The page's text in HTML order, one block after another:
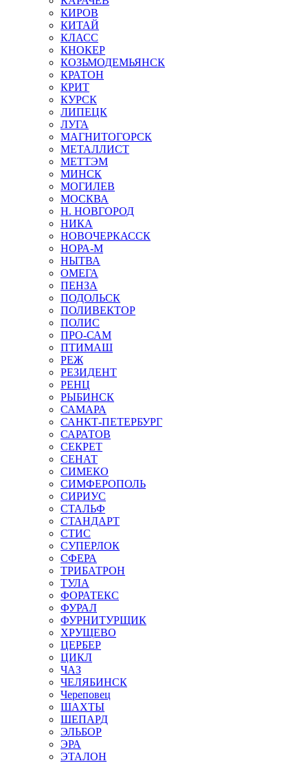
КИРОВ
КИТАЙ
КЛАСС
КНОКЕР
КОЗЬМОДЕМЬЯНСК
КРАТОН
КРИТ
КУРСК
ЛИПЕЦК
ЛУГА
МАГНИТОГОРСК
МЕТАЛЛИСТ
МЕТТЭМ
МИНСК
МОГИЛЕВ
МОСКВА
Н. НОВГОРОД
НИКА
НОВОЧЕРКАССК
НОРА-М
НЫТВА
ОМЕГА
ПЕНЗА
ПОДОЛЬСК
ПОЛИВЕКТОР
ПОЛИС
ПРО-САМ
ПТИМАШ
РЕЖ
РЕЗИДЕНТ
РЕНЦ
РЫБИНСК
САМАРА
САНКТ-ПЕТЕРБУРГ
САРАТОВ
СЕКРЕТ
СЕНАТ
СИМЕКО
СИМФЕРОПОЛЬ
СИРИУС
СТАЛЬФ
СТАНДАРТ
СТИС
СУПЕРЛОК
СФЕРА
ТРИБАТРОН
ТУЛА
ФОРАТЕКС
ФУРАЛ
ФУРНИТУРЩИК
ХРУЩЕВО
ЦЕРБЕР
ЦИКЛ
ЧАЗ
ЧЕЛЯБИНСК
Череповец
ШАХТЫ
ШЕПАРД
ЭЛЬБОР
ЭРА
ЭТАЛОН